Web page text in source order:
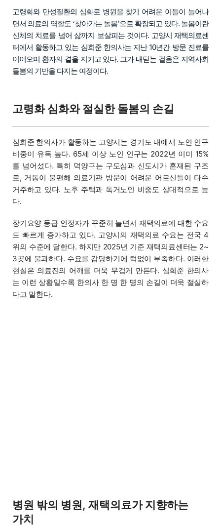
고령화와 만성질환의 심화로 병원을 찾기 어려운 이들이 늘어나
면서 의료의 역할도 ‘찾아가는 돌봄’으로 확장되고 있다. 돌봄이란
신체의 치료를 넘어 삶까지 보살피는 것이다. 고양시 재택의료센
터에서 활동하고 있는 심희준 한의사는 지난 10년간 방문 진료를
이어오며 환자의 곁을 지키고 있다. 그가 내딛는 걸음은 지역사회
돌봄의 기반을 다지는 여정이다.
고령화 심화와 절실한 돌봄의 손길
심희준 한의사가 활동하는 고양시는 경기도 내에서 노인 인구
비중이 유독 높다. 65세 이상 노인 인구는 2022년 이미 15%
를 넘어섰다. 특히 덕양구는 구도심과 신도시가 혼재된 구조
로, 거동이 불편해 의료기관 방문이 어려운 어르신들이 다수
거주하고 있다. 노후 주택과 독거노인 비중도 상대적으로 높
다.
장기요양 등급 인정자가 꾸준히 늘면서 재택의료에 대한 수요
도 빠르게 증가하고 있다. 고양시의 재택의료 수요는 전국 4
위의 수준에 달한다. 하지만 2025년 기준 재택의료센터는 2~
3곳에 불과하다. 수요를 감당하기에 턱없이 부족하다. 이러한
현실은 의료진의 어깨를 더욱 무겁게 만든다. 심희준 한의사
는 이런 상황일수록 한의사 한 명 한 명의 손길이 더욱 절실하
다고 말한다.
병원 밖의 병원, 재택의료가 지향하는
가치